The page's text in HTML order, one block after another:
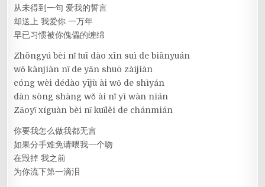
从未得到一句 爱我的誓言
却送上 我爱你 一万年
早已习惯被你傀儡的缠绵
Zhōngyú bèi nǐ tuī dào xīn suì de biānyuán
wǒ kànjiàn nǐ de yǎn shuō zàijiàn
cóng wèi dédào yījù ài wǒ de shìyán
dàn sòng shàng wǒ ài nǐ yī wàn nián
Zǎoyǐ xíguàn bèi nǐ kuǐlěi de chánmián
你要我怎么做我都无言
如果分手难免请喂我一个吻
在毁掉 我之前
为你流下第一滴泪